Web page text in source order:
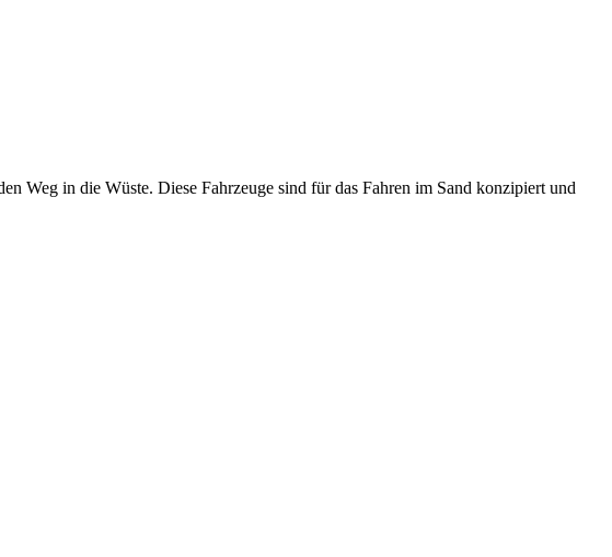
Weg in die Wüste. Diese Fahrzeuge sind für das Fahren im Sand konzipiert und